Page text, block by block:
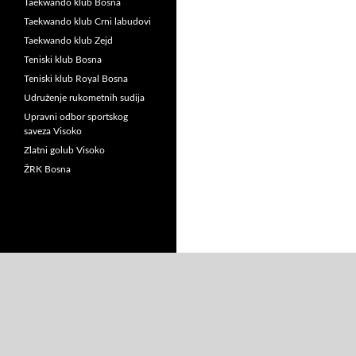
Taekwando klub Bosna
Taekwando klub Crni labudovi
Taekwando klub Zejd
Teniski klub Bosna
Teniski klub Royal Bosna
Udruženje rukometnih sudija
Upravni odbor sportskog
saveza Visoko
Zlatni golub Visoko
ŽRK Bosna